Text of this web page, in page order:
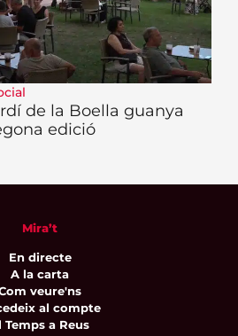
de la Boella guanya
edició
Mira’t
En directe
A la carta
veure'ns
al compte
Temps a Reus